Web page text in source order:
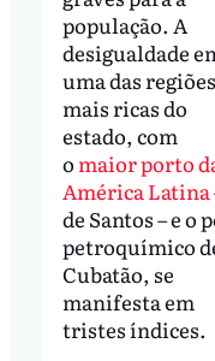
população. A
desigualdade
uma das regiões
mais ricas do
estado, com
o maior porto
América Latina
de Santos – e o
petroquímico
Cubatão, se
manifesta em
tristes índices.